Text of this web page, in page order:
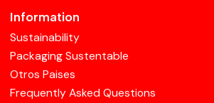
Information
Sustainability
Packaging Sustentable
Otros Paises
Frequently Asked Questions